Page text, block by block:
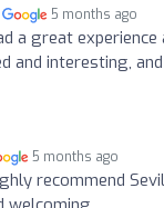
5 months ago
a great
and interesting,
5 months ago
recommend